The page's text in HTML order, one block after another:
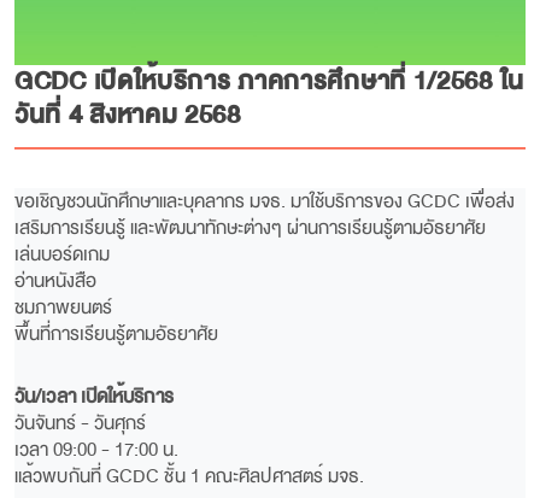
GCDC เปิดให้บริการ ภาคการศึกษาที่ 1/2568 ใน
วันที่ 4 สิงหาคม 2568
ขอเชิญชวนนักศึกษาและบุคลากร มจธ. มาใช้บริการของ GCDC เพื่อส่ง
เสริมการเรียนรู้ และพัฒนาทักษะต่างๆ ผ่านการเรียนรู้ตามอัธยาศัย
เล่นบอร์ดเกม
อ่านหนังสือ
ชมภาพยนตร์
พื้นที่การเรียนรู้ตามอัธยาศัย
วัน/เวลา เปิดให้บริการ
วันจันทร์ - วันศุกร์
เวลา 09:00 - 17:00 น.
แล้วพบกันที่ GCDC ชั้น 1 คณะศิลปศาสตร์ มจธ.